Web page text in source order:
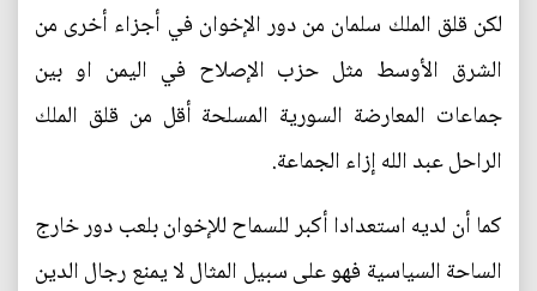
لكن قلق الملك سلمان من دور الإخوان في أجزاء أخرى من
الشرق الأوسط مثل حزب الإصلاح في اليمن او بين
جماعات المعارضة السورية المسلحة أقل من قلق الملك
الراحل عبد الله إزاء الجماعة.
كما أن لديه استعدادا أكبر للسماح للإخوان بلعب دور خارج
الساحة السياسية فهو على سبيل المثال لا يمنع رجال الدين